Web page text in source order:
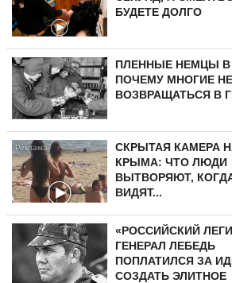
БУДЕТЕ ДОЛГО
ПЛЕННЫЕ НЕМЦЫ В
ПОЧЕМУ МНОГИЕ
ВОЗВРАЩАТЬСЯ В
СКРЫТАЯ КАМЕРА
КРЫМА: ЧТО ЛЮДИ
ВЫТВОРЯЮТ,
ВИДЯТ...
«РОССИЙСКИЙ
ГЕНЕРАЛ ЛЕБЕДЬ
ПОПЛАТИЛСЯ ЗА
СОЗДАТЬ ЭЛИТНОЕ